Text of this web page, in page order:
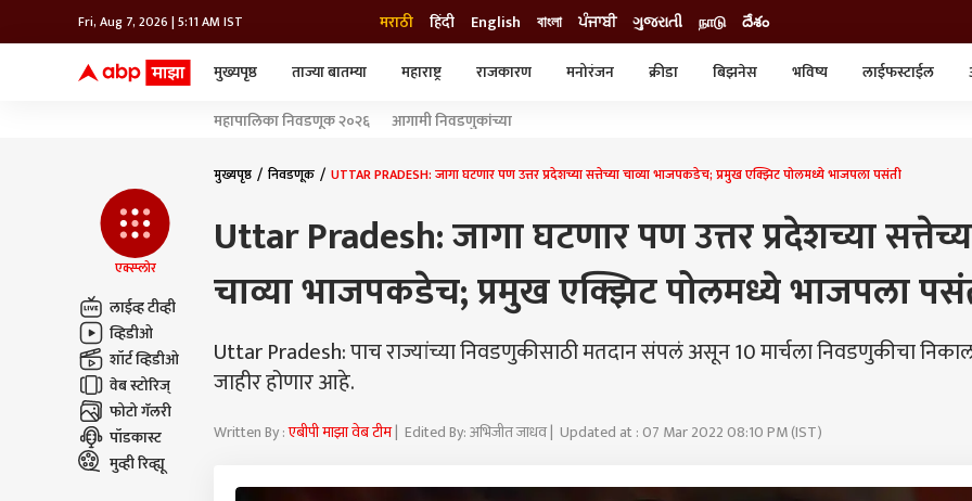
Fri, Aug 7, 2026 | 5:11 AM IST मराठी हिंदी English বাংলা ਪੰਜਾਬੀ ગુજરાતી நாடு దేశం
मुख्यपृष्ठ ताज्या बातम्या महाराष्ट्र राजकारण मनोरंजन क्रीडा बिझनेस भविष्य लाईफस्टाईल
कोल्हापूर
नवी मुंबई
अमरावती
अकोला
टेलिव्हिजन
महापालिका निवडणूक २०२६ आगामी निवडणुकांच्या
एक्स्प्लोर
लाईव्ह टीव्ही
व्हिडीओ
शॉर्ट व्हिडीओ
वेब स्टोरिज्
फोटो गॅलरी
पॉडकास्ट
मुव्ही रिव्ह्यू
मुख्यपृष्ठ निवडणूक UTTAR PRADESH: जागा घटणार पण उत्तर प्रदेशच्या सत्तेच्या चाव्या भाजपकडेच; प्रमुख एक्झिट पोलमध्ये भाजपला पसंती
Uttar Pradesh: जागा घटणार पण उत्तर प्रदेशच्या
चाव्या भाजपकडेच; प्रमुख एक्झिट पोलमध्ये भाजपला
Uttar Pradesh: पाच राज्यांच्या निवडणुकीसाठी मतदान संपलं असून 10 मार्चला निवडणुकीचा
जाहीर होणार आहे.
Written By :एबीपी माझा वेब टीम| Edited By: अभिजीत जाधव | Updated at : 07 Mar 2022 08:10 PM (IST)